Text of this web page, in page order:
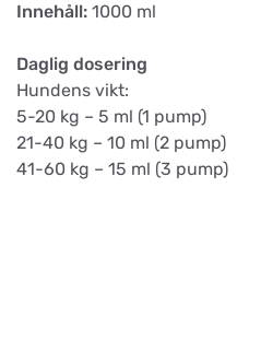
Innehåll: 1000 ml
Daglig dosering
Hundens vikt:
5-20 kg – 5 ml (1 pump)
21-40 kg – 10 ml (2 pump)
41-60 kg – 15 ml (3 pump)